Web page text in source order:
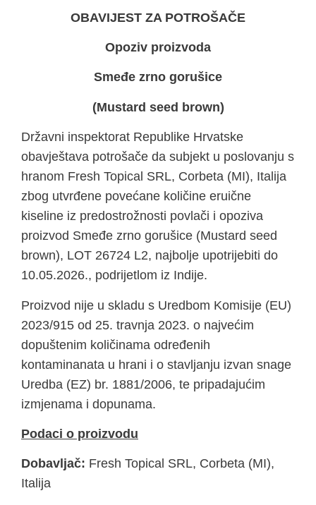
OBAVIJEST ZA POTROŠAČE
Opoziv proizvoda
Smeđe zrno gorušice
(Mustard seed brown)
Državni inspektorat Republike Hrvatske
obavještava potrošače da subjekt u poslovanju s
hranom Fresh Topical SRL, Corbeta (MI), Italija
zbog utvrđene povećane količine eruične
kiseline iz predostrožnosti povlači i opoziva
proizvod Smeđe zrno gorušice (Mustard seed
brown), LOT 26724 L2, najbolje upotrijebiti do
10.05.2026., podrijetlom iz Indije.
Proizvod nije u skladu s Uredbom Komisije (EU)
2023/915 od 25. travnja 2023. o najvećim
dopuštenim količinama određenih
kontaminanata u hrani i o stavljanju izvan snage
Uredba (EZ) br. 1881/2006, te pripadajućim
izmjenama i dopunama.
Podaci o proizvodu
Dobavljač: Fresh Topical SRL, Corbeta (MI),
Italija